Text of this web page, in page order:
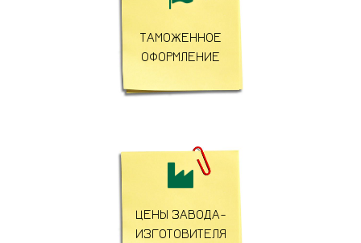
ТАМОЖЕННОЕ
ОФОРМЛЕНИЕ

ЦЕНЫ ЗАВОДА-
ИЗГОТОВИТЕЛЯ